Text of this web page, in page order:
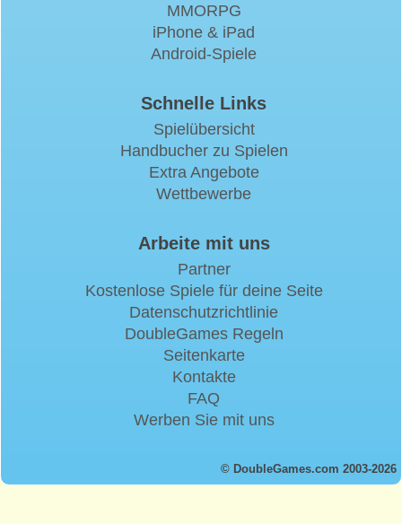
MMORPG
iPhone & iPad
Android-Spiele
Schnelle Links
Spielübersicht
Handbucher zu Spielen
Extra Angebote
Wettbewerbe
Arbeite mit uns
Partner
Kostenlose Spiele für deine Seite
Datenschutzrichtlinie
DoubleGames Regeln
Seitenkarte
Kontakte
FAQ
Werben Sie mit uns
© DoubleGames.com 2003-2026